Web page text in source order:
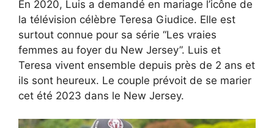
En 2020, Luis a demandé en mariage l’icône de
la télévision célèbre Teresa Giudice. Elle est
surtout connue pour sa série “Les vraies
femmes au foyer du New Jersey”. Luis et
Teresa vivent ensemble depuis près de 2 ans et
ils sont heureux. Le couple prévoit de se marier
cet été 2023 dans le New Jersey.